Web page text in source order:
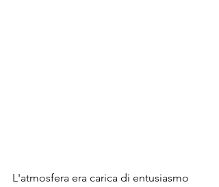
L'atmosfera era carica di entusiasmo